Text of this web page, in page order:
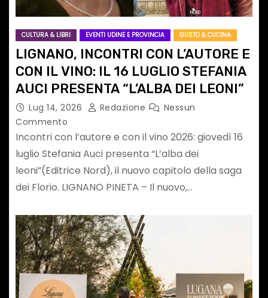
CULTURA & LIBRI EVENTI UDINE E PROVINCIA GUSTO & CUCINA
LIGNANO, INCONTRI CON L’AUTORE E
CON IL VINO: IL 16 LUGLIO STEFANIA
AUCI PRESENTA “L’ALBA DEI LEONI”
Lug 14, 2026 Redazione
Nessun
Commento
Incontri con l’autore e con il vino 2026: giovedì 16
luglio Stefania Auci presenta “L’alba dei
leoni”(Editrice Nord), il nuovo capitolo della saga
dei Florio. LIGNANO PINETA – Il nuovo,…